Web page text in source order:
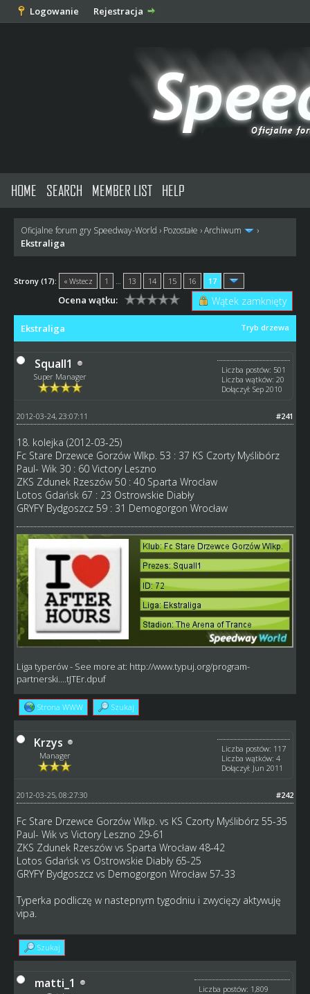
Logowanie Rejestracja
HOME SEARCH MEMBER LIST HELP
Oficjalne forum gry Speedway-World › Pozostałe ›Archiwum ›
Ekstraliga
Strony (17): « Wstecz 1 13 14 15 16 17
Wątek zamknięty
Ocena wątku:
Tryb drzewa
Ekstraliga
Squall1
Super Manager
Liczba postów: 501
Liczba wątków: 20
Dołączył: Sep 2010
#241
2012-03-24, 23:07:11
18. kolejka (2012-03-25)
Fc Stare Drzewce Gorzów Wlkp. 53 : 37 KS Czorty Myślibórz
Paul- Wik 30 : 60 Victory Leszno
ZKS Zdunek Rzeszów 50 : 40 Sparta Wrocław
Lotos Gdańsk 67 : 23 Ostrowskie Diabły
GRYFY Bydgoszcz 59 : 31 Demogorgon Wrocław
Liga typerów- See more at: http://www.typuj.org/program-
partnerski....tJTEr.dpuf
Strona WWW Szukaj
Krzys
Manager
Liczba postów: 117
Liczba wątków: 4
Dołączył: Jun 2011
#242
2012-03-25, 08:27:30
Fc Stare Drzewce Gorzów Wlkp. vs KS Czorty Myślibórz 55-35
Paul- Wik vs Victory Leszno 29-61
ZKS Zdunek Rzeszów vs Sparta Wrocław 48-42
Lotos Gdańsk vs Ostrowskie Diabły 65-25
GRYFY Bydgoszcz vs Demogorgon Wrocław 57-33
Typerka podliczę w nastepnym tygodniu i zwycięzy aktywuję
vipa.
Szukaj
matti_1
Liczba postów: 1,809